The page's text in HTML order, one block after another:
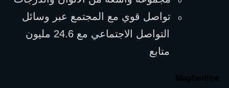
o
متابع
Maybelline